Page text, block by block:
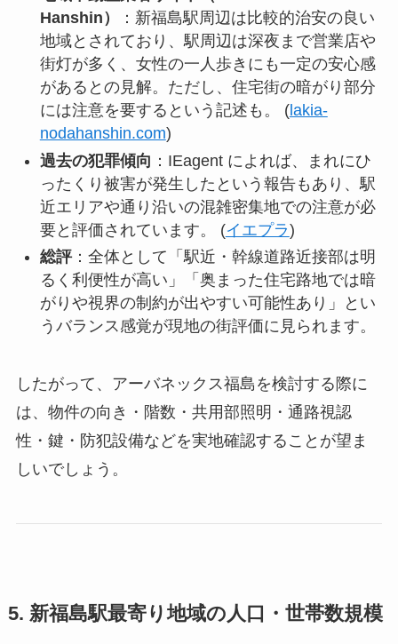
Hanshin）
：新福島駅周辺は比較的治安の良い
地域とされており、駅周辺は深夜まで営業店や
街灯が多く、女性の一人歩きにも一定の安心感
があるとの見解。ただし、住宅街の暗がり部分
には注意を要するという記述も。 (lakia-
nodahanshin.com)
過去の犯罪傾向 ：IEagent によれば、まれにひ
ったくり被害が発生したという報告もあり、駅
近エリアや通り沿いの混雑密集地での注意が必
要と評価されています。 (イエプラ)
総評：全体として「駅近・幹線道路近接部は明
るく利便性が高い」「奥まった住宅路地では暗
がりや視界の制約が出やすい可能性あり」とい
うバランス感覚が現地の街評価に見られます。
したがって、アーバネックス福島を検討する際に
は、物件の向き・階数・共用部照明・通路視認
性・鍵・防犯設備などを実地確認することが望ま
しいでしょう。
5. 新福島駅最寄り地域の人口・世帯数規模